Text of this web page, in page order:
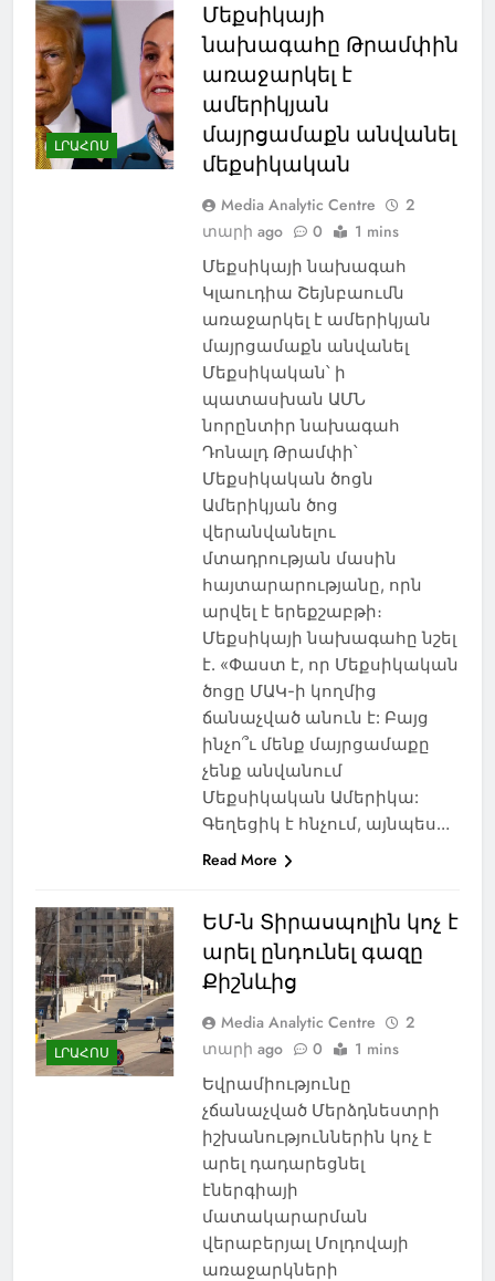
ԼՐԱՀՈՍ
Մեքսիկայի
նախագահը Թրամփին
առաջարկել է
ամերիկյան
մայրցամաքն անվանել
մեքսիկական
Media Analytic Centre
2
տարի ago
0 1 mins
Մեքսիկայի նախագահ
Կլաուդիա Շեյնբաումն
առաջարկել է ամերիկյան
մայրցամաքն անվանել
Մեքսիկական՝ ի
պատասխան ԱՄՆ
նորընտիր նախագահ
Դոնալդ Թրամփի՝
Մեքսիկական ծոցն
Ամերիկյան ծոց
վերանվանելու
մտադրության մասին
հայտարարությանը, որն
արվել է երեքշաբթի։
Մեքսիկայի նախագահը նշել
է. «Փաստ է, որ Մեքսիկական
ծոցը ՄԱԿ-ի կողմից
ճանաչված անուն է: Բայց
ինչո՞ւ մենք մայրցամաքը
չենք անվանում
Մեքսիկական Ամերիկա:
Գեղեցիկ է հնչում, այնպես…
Read More
ԼՐԱՀՈՍ
ԵՄ-ն Տիրասպոլին կոչ է
արել ընդունել գազը
Քիշնևից
Media Analytic Centre
2
տարի ago
0 1 mins
Եվրամիությունը
չճանաչված Մերձդնեստրի
իշխանություններին կոչ է
արել դադարեցնել
էներգիայի
մատակարարման
վերաբերյալ Մոլդովայի
առաջարկների